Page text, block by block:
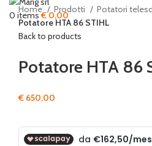
0 items€0,00
Home Prodotti Potatori
Potatore HTA 86 STIHL
Back to products
Potatore HTA 86
€ 650,00